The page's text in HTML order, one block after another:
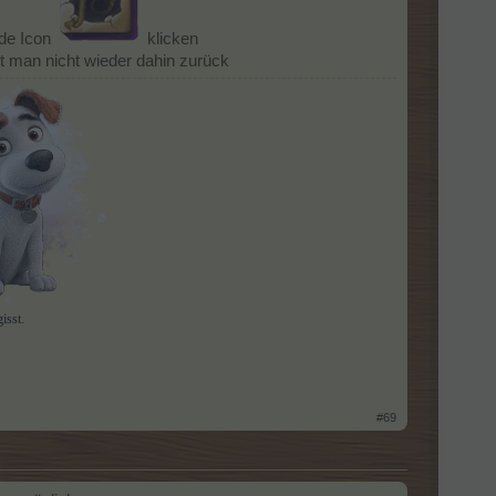
Icon
klicken
man nicht wieder dahin zurück
#69